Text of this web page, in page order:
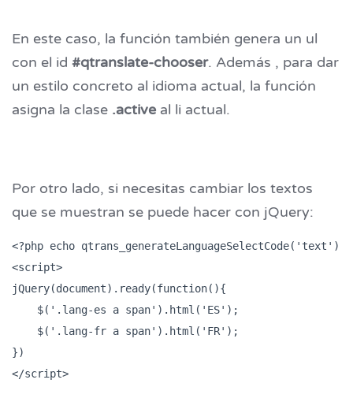
En este caso, la función también genera un ul
con el id #qtranslate-chooser. Además , para dar
un estilo concreto al idioma actual, la función
asigna la clase .active al li actual.
Por otro lado, si necesitas cambiar los textos
que se muestran se puede hacer con jQuery:
<?php echo qtrans_generateLanguageSelectCode('text');
<script>
jQuery(document).ready(function(){
    $('.lang-es a span').html('ES');
    $('.lang-fr a span').html('FR');
})
</script>